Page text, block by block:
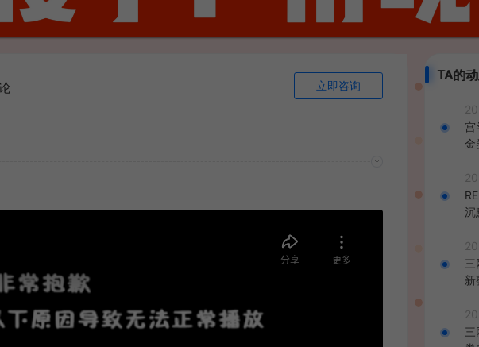
立即咨询
TA的
宫
金
沉
三
新
三